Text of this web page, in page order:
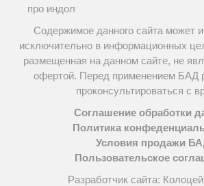
Содержимое данного сайта может
исключительно в информационных
размещенная на данном сайте, не
офертой. Перед применением БАД
проконсультироваться с
Соглашение обработки
Политика
Условия продажи
Пользовательское
Разработчик сайта: